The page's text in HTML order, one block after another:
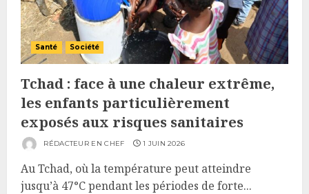
Santé Société
Tchad : face à une chaleur extrême,
les enfants particulièrement
exposés aux risques sanitaires
RÉDACTEUR EN CHEF 1 JUIN 2026
Au Tchad, où la température peut atteindre
jusqu’à 47°C pendant les périodes de forte...